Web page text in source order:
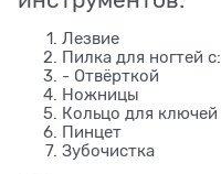
Лезвие
Пилка для ногтей с:
- Отвёрткой
Ножницы
Кольцо для ключей
Пинцет
Зубочистка